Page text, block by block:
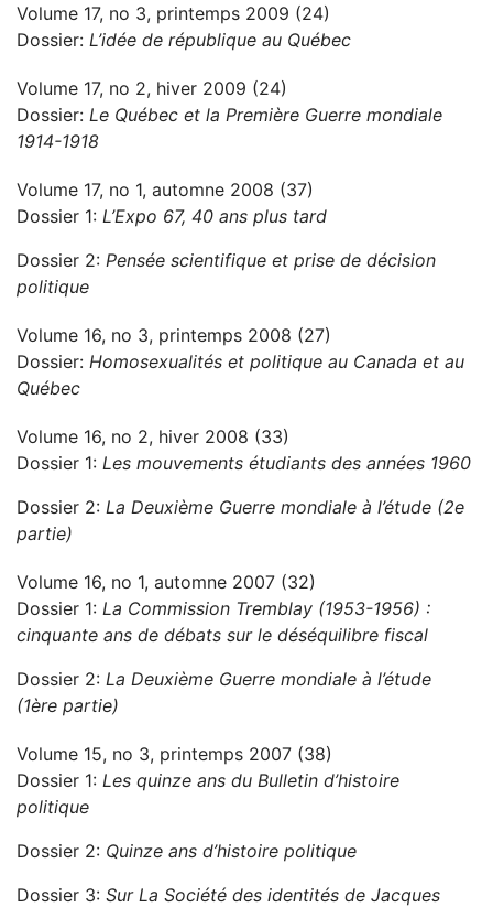
Volume 17, no 3, printemps 2009 (24)
Dossier: L’idée de république au Québec
Volume 17, no 2, hiver 2009 (24)
Dossier: Le Québec et la Première Guerre mondiale
1914-1918
Volume 17, no 1, automne 2008 (37)
Dossier 1: L’Expo 67, 40 ans plus tard
Dossier 2: Pensée scientifique et prise de décision
politique
Volume 16, no 3, printemps 2008 (27)
Dossier: Homosexualités et politique au Canada et au
Québec
Volume 16, no 2, hiver 2008 (33)
Dossier 1: Les mouvements étudiants des années 1960
Dossier 2: La Deuxième Guerre mondiale à l’étude (2e
partie)
Volume 16, no 1, automne 2007 (32)
Dossier 1: La Commission Tremblay (1953-1956) :
cinquante ans de débats sur le déséquilibre fiscal
Dossier 2: La Deuxième Guerre mondiale à l’étude
(1ère partie)
Volume 15, no 3, printemps 2007 (38)
Dossier 1: Les quinze ans du Bulletin d’histoire
politique
Dossier 2: Quinze ans d’histoire politique
Dossier 3: Sur La Société des identités de Jacques